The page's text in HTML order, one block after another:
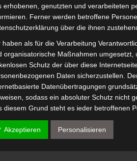
erhobenen, genutzten und verarbeiteten
Ferner werden betroffene
über die ihnen
haben als für die Verarbeitung
organisatorische Maßnahmen umgesetzt,
Schutz der über diese
Daten sicherzustellen.
Datenübertragungen
sodass ein absoluter Schutz nicht
diesem Grund steht es jeder betroffenen
Daten auch auf
an uns zu übermitteln.
Akzeptieren Personalisieren